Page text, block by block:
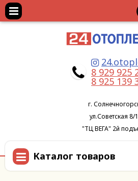
8 929 925
8 925 139
г.
ул.Советская 8/1
"ТЦ ВЕГА" 2й
Каталог товаров